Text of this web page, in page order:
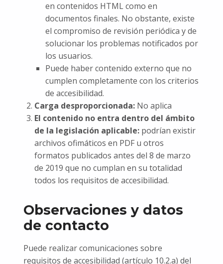
en contenidos HTML como en
documentos finales. No obstante, existe
el compromiso de revisión periódica y de
solucionar los problemas notificados por
los usuarios.
Puede haber contenido externo que no
cumplen completamente con los criterios
de accesibilidad.
Carga desproporcionada:No aplica
El contenido no entra dentro del ámbito
de la legislación aplicable:podrían existir
archivos ofimáticos en PDF u otros
formatos publicados antes del 8 de marzo
de 2019 que no cumplan en su totalidad
todos los requisitos de accesibilidad.
Observaciones y datos
de contacto
Puede realizar comunicaciones sobre
requisitos de accesibilidad (artículo 10.2.a) del